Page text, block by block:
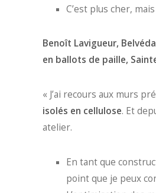
C’est plus cher,
Benoît Lavigueur,
en ballots de paille,
« J’ai recours aux murs
isolés en cellulose. Et
atelier.
En tant que
point que je peux